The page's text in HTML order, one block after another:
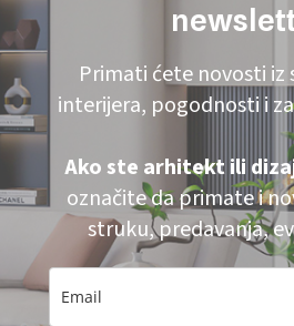
Primati ćete novosti iz
interijera, pogodnosti i
Ako ste arhitekt ili
označite da primate i
struku, predavanja,